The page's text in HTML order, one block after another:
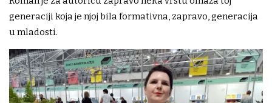
generaciji koja je njoj bila formativna, zapravo, generacija
u mladosti.